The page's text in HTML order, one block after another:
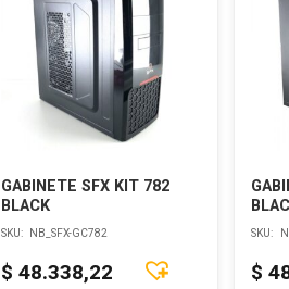
GABINETE SFX KIT 782
BLACK
SKU: NB_SFX-GC782
$ 48.338,22
SKU:
$